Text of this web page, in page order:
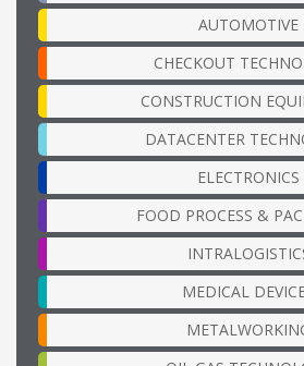
AUTOMOTIVE
CHECKOUT
CONSTRUCTION
DATACENTER
ELECTRONICS
FOOD PROCESS &
MEDICAL